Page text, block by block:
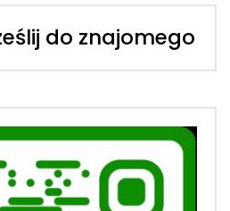
do znajomego